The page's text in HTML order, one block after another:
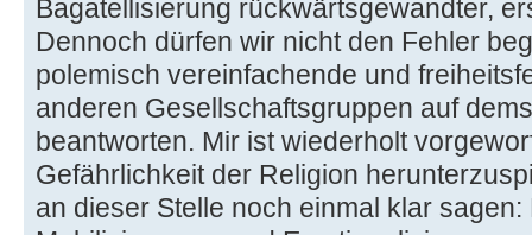
Bagatellisierung rückwärtsgewandter,
Dennoch dürfen wir nicht den Fehler
polemisch vereinfachende und
anderen Gesellschaftsgruppen auf
beantworten. Mir ist wiederholt
Gefährlichkeit der Religion
an dieser Stelle noch einmal klar